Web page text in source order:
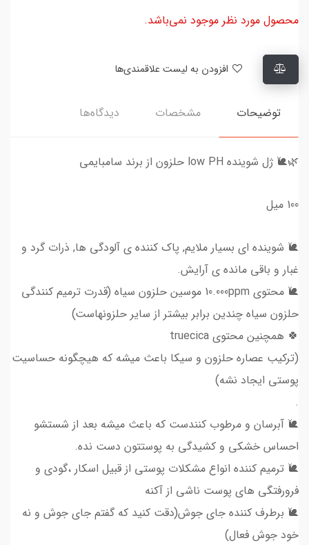
محصول مورد نظر موجود نمی‌باشد.
توضیحات مشخصات دیدگاه‌ها
🌿🐌 ژل شوینده low PH حلزون از برند سامبایمی
100 میل
🐌 شوینده ای بسیار ملایم, پاک کننده ی آلودگی ها, ذرات گرد و
غبار و باقی مانده ی آرایش.
🐌 محتوی 10.000ppm موسین حلزون سیاه (قدرت ترمیم کنندگی
حلزون سیاه چندین برابر بیشتر از سایر حلزونهاست)
🍀 همچنین محتوی truecica
(ترکیب عصاره حلزون و سیکا باعث میشه که هیچگونه حساسیت
پوستی ایجاد نشه)
.
🐌 آبرسان و مرطوب کنندست که باعث میشه بعد از شستشو
احساس خشکی و کشیدگی به پوستتون دست نده.
🐌 ترمیم کننده انواع مشکلات پوستی از قبیل اسکار ،گودی و
فرورفتگی های پوست ناشی از آکنه
🐌 برطرف کننده جای جوش(دقت کنید که گفتم جای جوش و نه
خود جوش فعال)